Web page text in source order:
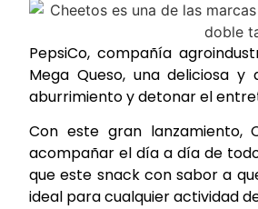
PepsiCo, compañía
Mega Queso, una deliciosa
aburrimiento y detonar el
Con este gran lanzamiento,
acompañar el día a día de
que este snack con sabor a
ideal para cualquier actividad